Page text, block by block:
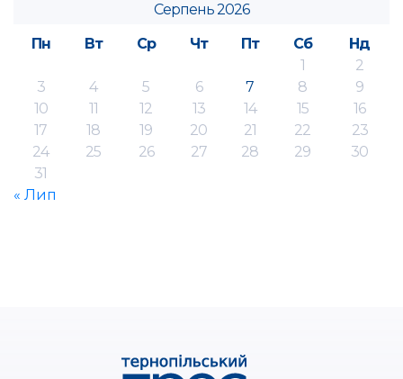
Серпень 2026
Пн
Вт Ср Чт Пт Сб
Нд
1
2
3
4 5 6 7 8
9
10
11 12 13 14 15
16
17
18 19 20 21 22
23
24
25 26 27 28 29
30
31
« Лип